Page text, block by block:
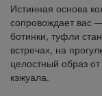
Истинная основа
сопровождает вас
ботинки, туфли
встречах, на
целостный образ
кэжуала.